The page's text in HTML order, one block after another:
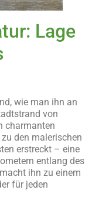
Lage
wie man ihn an
von
charmanten
den malerischen
erstreckt – eine
entlang des
ihn zu einem
für jeden